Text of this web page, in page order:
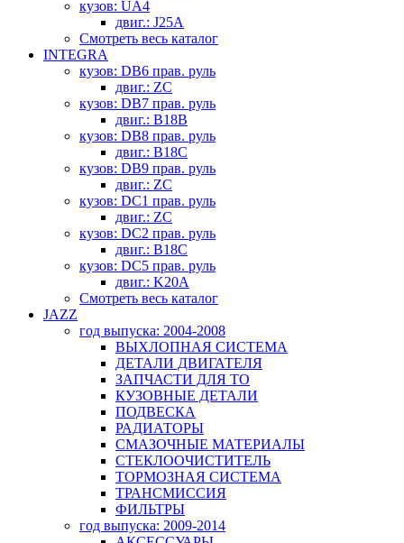
кузов: UA4
двиг.: J25A
Смотреть весь каталог
INTEGRA
кузов: DB6 прав. руль
двиг.: ZC
кузов: DB7 прав. руль
двиг.: B18B
кузов: DB8 прав. руль
двиг.: B18C
кузов: DB9 прав. руль
двиг.: ZC
кузов: DC1 прав. руль
двиг.: ZC
кузов: DC2 прав. руль
двиг.: B18C
кузов: DC5 прав. руль
двиг.: K20A
Смотреть весь каталог
JAZZ
год выпуска: 2004-2008
ВЫХЛОПНАЯ СИСТЕМА
ДЕТАЛИ ДВИГАТЕЛЯ
ЗАПЧАСТИ ДЛЯ ТО
КУЗОВНЫЕ ДЕТАЛИ
ПОДВЕСКА
РАДИАТОРЫ
СМАЗОЧНЫЕ МАТЕРИАЛЫ
СТЕКЛООЧИСТИТЕЛЬ
ТОРМОЗНАЯ СИСТЕМА
ТРАНСМИССИЯ
ФИЛЬТРЫ
год выпуска: 2009-2014